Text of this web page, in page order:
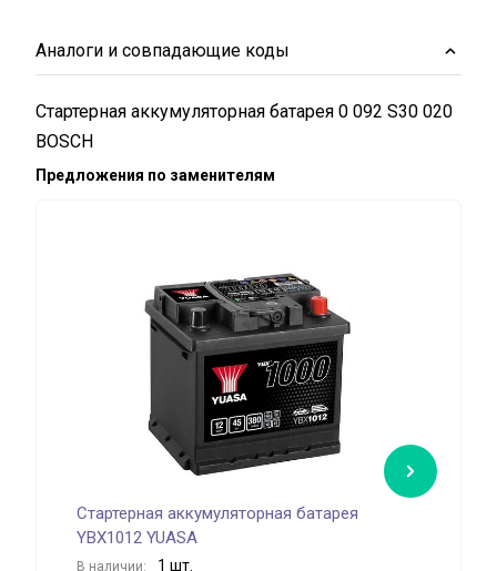
Аналоги и совпадающие коды
Стартерная аккумуляторная батарея 0 092 S30 020
BOSCH
Предложения по заменителям
Стартерная аккумуляторная батарея
YBX1012 YUASA
В наличии: 1 шт.